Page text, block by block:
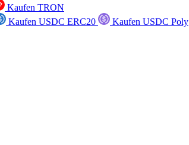
Kaufen TRON
Kaufen USDC ERC20
Kaufen USDC